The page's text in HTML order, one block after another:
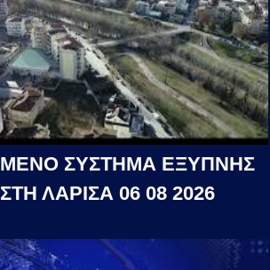
ΣΥΣΤΗΜΑ ΕΞΥΠΝΗΣ
ΛΑΡΙΣΑ 06 08 2026